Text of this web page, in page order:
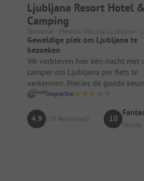
Ljubljana Resort Hotel &
Camping
Slovenië - Mestna Obcina Ljubljana -
Geweldige plek om Ljubljana te
bezoeken
We verbleven hier één nacht met
camper om Ljubljana per fiets te
verkennen. Precies de goede
zeer verzorgde camping met
Inspectie
4.9 (29 Recensies) 10
Nicole